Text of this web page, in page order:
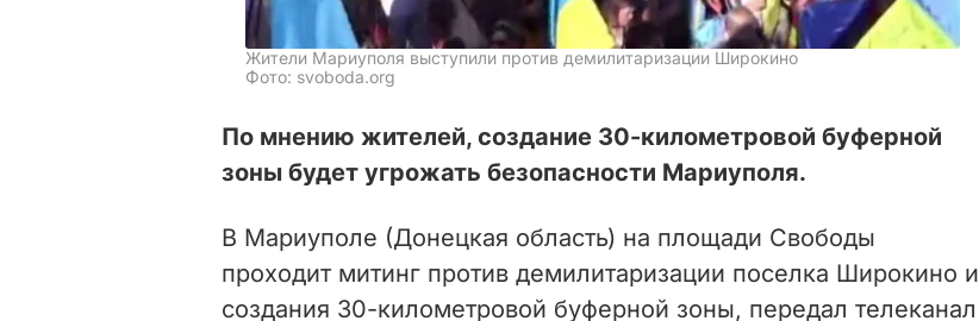
Жители Мариуполя выступили против демилитаризации Широкино
Фото: svoboda.org
По мнению жителей, создание 30-километровой буферной
зоны будет угрожать безопасности Мариуполя.
В Мариуполе (Донецкая область) на площади Свободы
проходит митинг против демилитаризации поселка Широкино и
создания 30-километровой буферной зоны, передал телеканал